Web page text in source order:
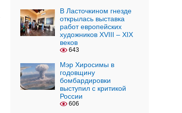
В Ласточкином гнезде
открылась выставка
работ европейских
художников XVIII – XIX
веков
643
Мэр Хиросимы в
годовщину
бомбардировки
выступил с критикой
России
606